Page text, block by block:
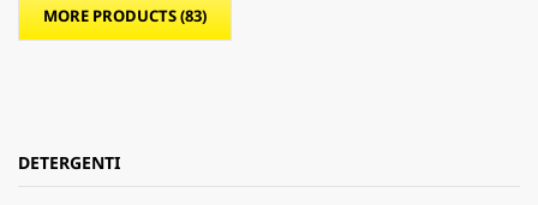
MORE PRODUCTS (83)
DETERGENTI